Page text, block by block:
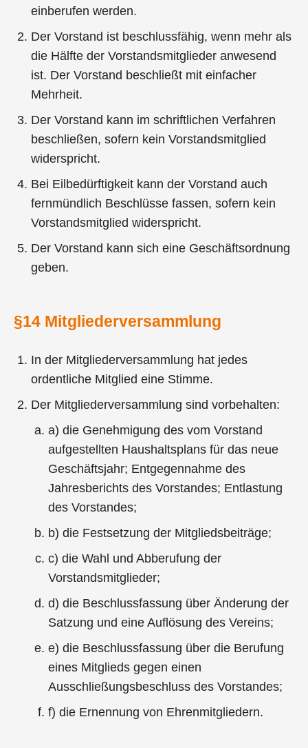
einberufen werden.
Der Vorstand ist beschlussfähig, wenn mehr als
die Hälfte der Vorstandsmitglieder anwesend
ist. Der Vorstand beschließt mit einfacher
Mehrheit.
Der Vorstand kann im schriftlichen Verfahren
beschließen, sofern kein Vorstandsmitglied
widerspricht.
Bei Eilbedürftigkeit kann der Vorstand auch
fernmündlich Beschlüsse fassen, sofern kein
Vorstandsmitglied widerspricht.
Der Vorstand kann sich eine Geschäftsordnung
geben.
§14 Mitgliederversammlung
In der Mitgliederversammlung hat jedes
ordentliche Mitglied eine Stimme.
Der Mitgliederversammlung sind vorbehalten:
a) die Genehmigung des vom Vorstand
aufgestellten Haushaltsplans für das neue
Geschäftsjahr; Entgegennahme des
Jahresberichts des Vorstandes; Entlastung
des Vorstandes;
b) die Festsetzung der Mitgliedsbeiträge;
c) die Wahl und Abberufung der
Vorstandsmitglieder;
d) die Beschlussfassung über Änderung der
Satzung und eine Auflösung des Vereins;
e) die Beschlussfassung über die Berufung
eines Mitglieds gegen einen
Ausschließungsbeschluss des Vorstandes;
f) die Ernennung von Ehrenmitgliedern.